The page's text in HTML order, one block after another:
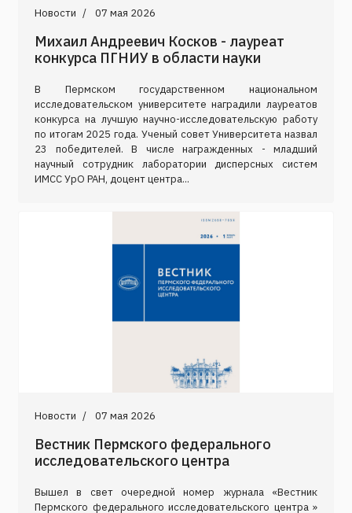
Новости 07 мая 2026
Михаил Андреевич Косков - лауреат
конкурса ПГНИУ в области науки
В Пермском государственном национальном
исследовательском университете наградили лауреатов
конкурса на лучшую научно-исследовательскую работу
по итогам 2025 года. Ученый совет Университета назвал
23 победителей. В числе награжденных - младший
научный сотрудник лаборатории дисперсных систем
ИМСС УрО РАН, доцент центра...
Новости 07 мая 2026
Вестник Пермского федерального
исследовательского центра
Вышел в свет очередной номер журнала «Вестник
Пермского федерального исследовательского центра »